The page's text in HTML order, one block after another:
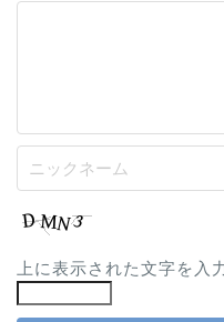
上に表示された文字を入